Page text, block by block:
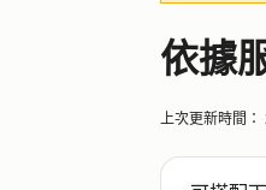
依據
上次更新時間：